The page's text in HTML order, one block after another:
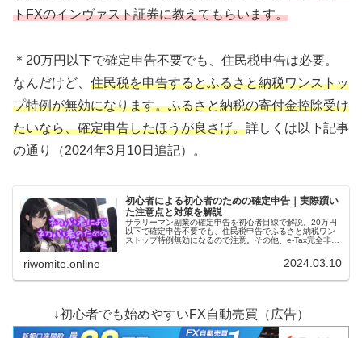
トFXのインヴァスト証券に教えてもらいます。
＊20万円以下で確定申告不要でも、住民税申告は必要。
なんだけど、 住民税を申告するとふるさと納税ワンストッ
プ特例が無効になります。ふるさと納税の寄付金控除受け
たいなら、確定申告したほうが良さげ。詳しくは以下記事
の通り（2024年3月10日追記）。
初心者による初心者のための確定申告｜実際躓い
た注意点と対策を解説
サラリーマン副業の確定申告を初心者目線で解説。20万円
以下で確定申告不要でも、住民税申告でふるさと納税ワン
ストップ特例無効になるので注意。その他、e-Tax完全非対
riwomite.online 2024.03.10
↓初心者でも始めやすいFX自動売買（広告）